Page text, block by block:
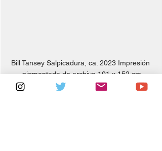
Bill Tansey Salpicadura, ca. 2023 Impresión
pigmentada de archivo 101 x 152 cm